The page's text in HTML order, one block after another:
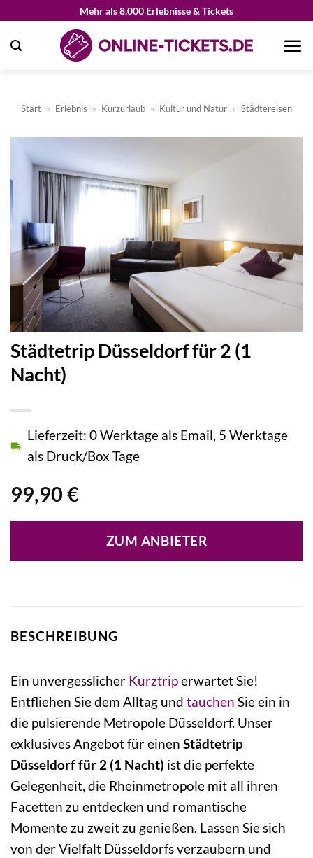
springen
Mehr als 8.000 Erlebnisse & Tickets
Start » Erlebnis » Kurzurlaub » Kultur und Natur » Städtereisen
Städtetrip Düsseldorf für 2 (1
Nacht)
99,90 €
Lieferzeit: 0 Werktage als Email, 5 Werktage
als Druck/Box Tage
ZUM ANBIETER
BESCHREIBUNG
Ein unvergesslicher Kurztriperwartet Sie!
Entfliehen Sie dem Alltag und tauchen Sie ein in
die pulsierende Metropole Düsseldorf. Unser
exklusives Angebot für einen Städtetrip
Düsseldorf für 2 (1 Nacht) ist die perfekte
Gelegenheit, die Rheinmetropole mit all ihren
Facetten zu entdecken und romantische
Momente zu zweit zu genießen. Lassen Sie sich
von der Vielfalt Düsseldorfs verzaubern und